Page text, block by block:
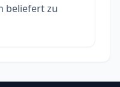
beliefert zu